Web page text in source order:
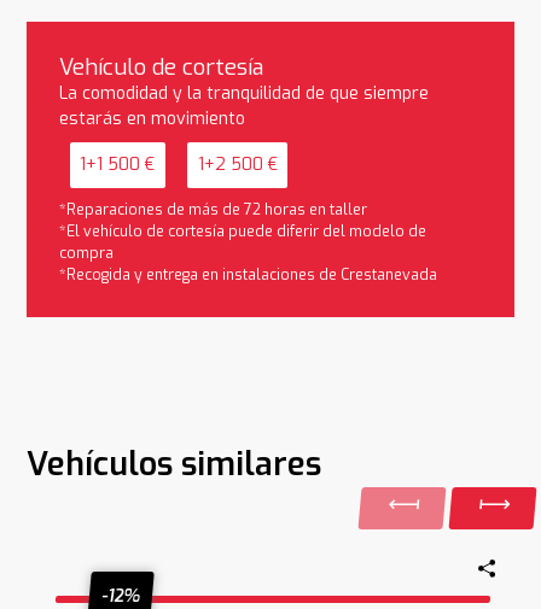
Vehículo de cortesía
La comodidad y la tranquilidad de que siempre
estarás en movimiento
1+1 500 € 1+2 500 €
*Reparaciones de más de 72 horas en taller
*El vehículo de cortesía puede diferir del modelo de
compra
*Recogida y entrega en instalaciones de Crestanevada
Vehículos similares
-12%